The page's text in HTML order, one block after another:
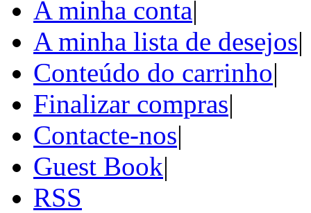
A minha conta|
A minha lista de desejos|
Conteúdo do carrinho|
Finalizar compras|
Contacte-nos|
Guest Book|
RSS